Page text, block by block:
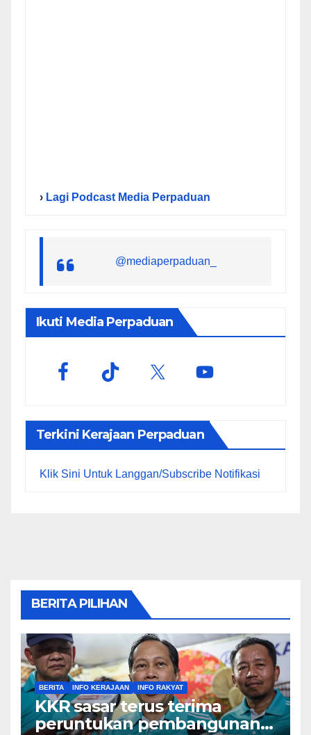
› Lagi Podcast Media Perpaduan
@mediaperpaduan_
Ikuti Media Perpaduan
Terkini Kerajaan Perpaduan
Klik Sini Untuk Langgan/Subscribe Notifikasi
BERITA PILIHAN
BERITA INFO KERAJAAN INFO RAKYAT
KKR sasar terus terima
peruntukan pembangunan